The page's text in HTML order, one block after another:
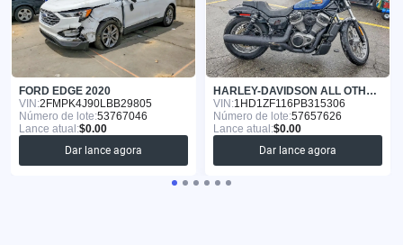
FORD EDGE 2020
VIN:2FMPK4J90LBB29805
Número de lote:53767046
Lance atual:$0.00
Dar lance agora
HARLEY-DAVIDSON ALL OTHER 2023
VIN:1HD1ZF116PB315306
Número de lote:57657626
Lance atual:$0.00
Dar lance agora